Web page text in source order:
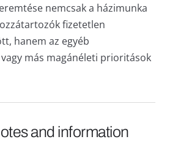
nemcsak a házimunka
fizetetlen
hanem az egyéb
más magánéleti prioritások
and information